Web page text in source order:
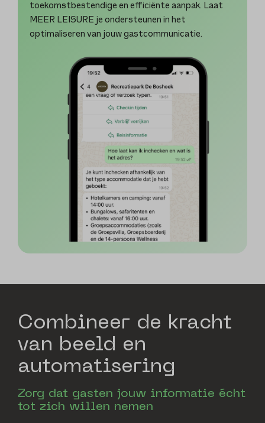
toekomstbestendige en efficiënte aanpak. Laat
MEER LEISURE je ondersteunen in het
optimaliseren van jouw gastcommunicatie.
Combineer de kracht
van beeld en
automatisering
Zorg dat gasten jouw informatie écht
tot zich willen nemen